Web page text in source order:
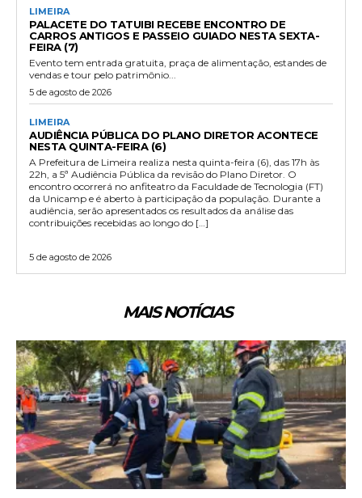
LIMEIRA
PALACETE DO TATUIBI RECEBE ENCONTRO DE
CARROS ANTIGOS E PASSEIO GUIADO NESTA SEXTA-
FEIRA (7)
Evento tem entrada gratuita, praça de alimentação, estandes de
vendas e tour pelo patrimônio...
5 de agosto de 2026
LIMEIRA
AUDIÊNCIA PÚBLICA DO PLANO DIRETOR ACONTECE
NESTA QUINTA-FEIRA (6)
A Prefeitura de Limeira realiza nesta quinta-feira (6), das 17h às
22h, a 5ª Audiência Pública da revisão do Plano Diretor. O
encontro ocorrerá no anfiteatro da Faculdade de Tecnologia (FT)
da Unicamp e é aberto à participação da população. Durante a
audiência, serão apresentados os resultados da análise das
contribuições recebidas ao longo do […]
5 de agosto de 2026
MAIS NOTÍCIAS